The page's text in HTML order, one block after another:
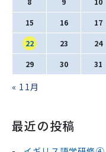
15 16 17
22 23 24
29 30 31
« 11月
最近の投稿